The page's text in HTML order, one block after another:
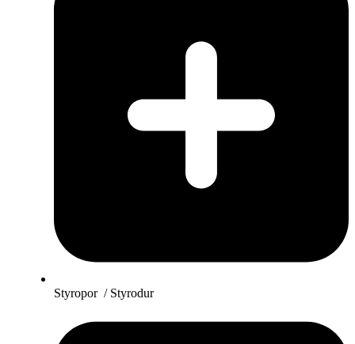
Styropor / Styrodur